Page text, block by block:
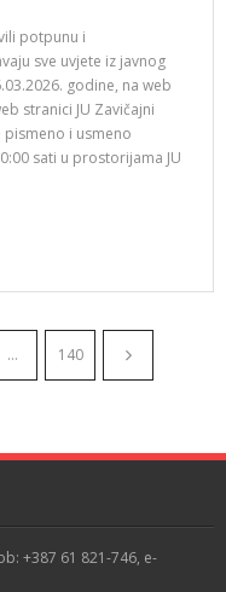
potpunu i
sve uvjete iz javnog
godine, na web
stranici JU Zavičajni
pismeno i usmeno
sati u prostorijama JU
… 140
+387 61 821-746, e-